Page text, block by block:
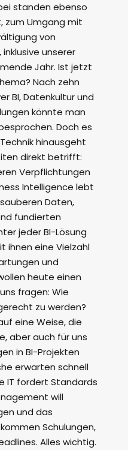
standen ebenso
zum Umgang mit
von
unserer
Jahr. Ist jetzt
Nach zehn
BI, Datenkultur und
könnte man
Doch es
hinausgeht
direkt betrifft:
Verpflichtungen
Intelligence lebt
Daten,
fundierten
jeder BI-Lösung
ihnen eine Vielzahl
und
heute einen
fragen: Wie
zu werden?
eine Weise, die
aber auch für uns
in BI-Projekten
erwarten schnell
IT fordert Standards
will
und das
Schulungen,
Alles wichtig.